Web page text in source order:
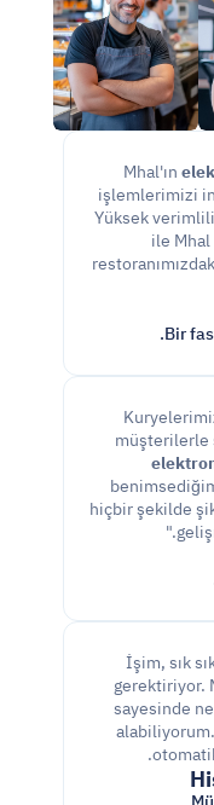
işlemlerimizi
Yüksek
ile
Bir
hiçbir şekilde
İşim, sık
gerektiriyor.
sayesinde